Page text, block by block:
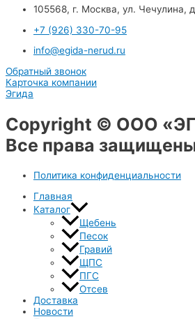
105568, г. Москва, ул. Чечулина,
+7 (926) 330-70-95
info@egida-nerud.ru
Обратный звонок
Карточка компании
Эгида
Copyright © ООО
Все права
Политика конфиденциальности
Главная
Каталог
Щебень
Песок
Гравий
ЩПС
ПГС
Отсев
Доставка
Новости